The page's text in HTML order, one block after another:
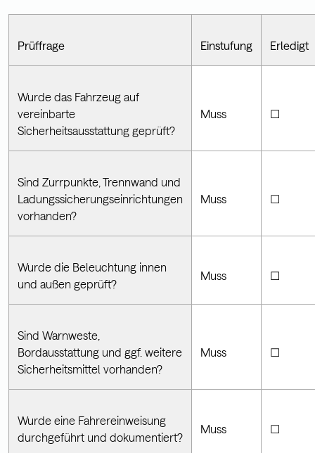
Prüffrage Einstufung Erledigt
Wurde das Fahrzeug auf
vereinbarte
Sicherheitsausstattung geprüft?
Muss ☐
Sind Zurrpunkte, Trennwand und
Ladungssicherungseinrichtungen
vorhanden?
Muss ☐
Wurde die Beleuchtung innen
und außen geprüft?
Muss ☐
Sind Warnweste,
Bordausstattung und ggf. weitere
Sicherheitsmittel vorhanden?
Muss ☐
Wurde eine Fahrereinweisung
durchgeführt und dokumentiert?
Muss ☐